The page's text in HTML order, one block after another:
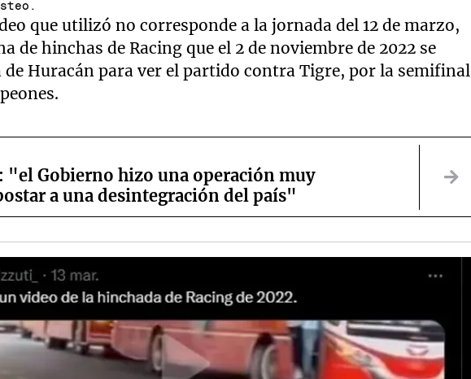
que utilizó no corresponde a la jornada del 12 de marzo,
de hinchas de Racing que el 2 de noviembre de 2022 se
de Huracán para ver el partido contra Tigre, por la semifinal
"el Gobierno hizo una operación muy
a una desintegración del país"